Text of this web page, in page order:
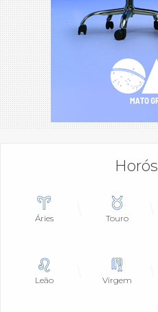
Áries Touro
Leão Virgem